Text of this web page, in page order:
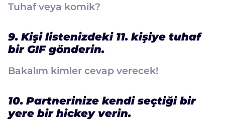
Tuhaf veya komik?
9. Kişi listenizdeki 11. kişiye tuhaf
bir GIF gönderin.
Bakalım kimler cevap verecek!
10. Partnerinize kendi seçtiği bir
yere bir hickey verin.